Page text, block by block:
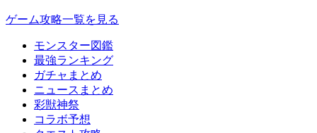
ゲーム攻略一覧を見る
モンスター図鑑
最強ランキング
ガチャまとめ
ニュースまとめ
彩獣神祭
コラボ予想